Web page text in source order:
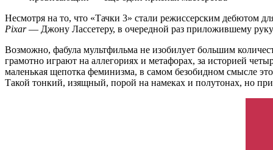
Несмотря на то, что «Тачки 3» стали режиссерским дебютом
Pixar— Джону Лассетеру, в очередной раз приложившему
Возможно, фабула мультфильма не изобилует большим
грамотно играют на аллегориях и метафорах, за историей
маленькая щепотка феминизма, в самом безобидном смысле
Такой тонкий, изящный, порой на намеках и полутонах, но